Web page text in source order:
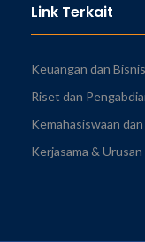
Link Terkait
Keuangan dan Bisnis
Riset dan
Kemahasiswaan
Kerjasama &